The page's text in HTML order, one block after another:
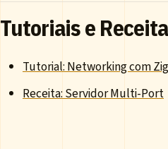
Tutoriais e
Tutorial: Networking com Zig
Receita: Servidor Multi-Port